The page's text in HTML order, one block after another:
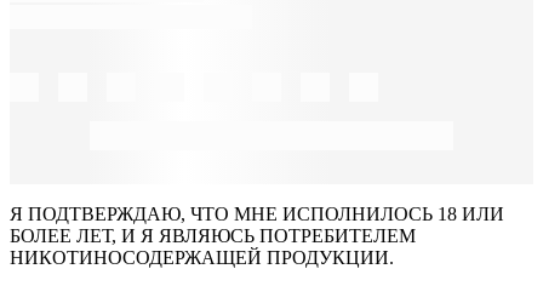
Я ПОДТВЕРЖДАЮ, ЧТО МНЕ ИСПОЛНИЛОСЬ 18 ИЛИ
БОЛЕЕ ЛЕТ, И Я ЯВЛЯЮСЬ ПОТРЕБИТЕЛЕМ
НИКОТИНОСОДЕРЖАЩЕЙ ПРОДУКЦИИ.